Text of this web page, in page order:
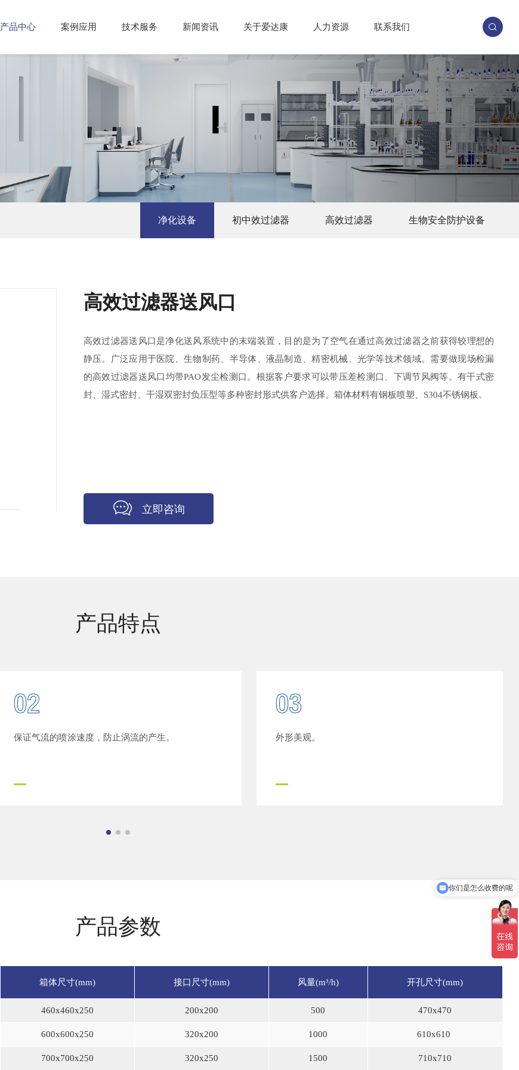
产品中心 案例应用 技术服务 新闻资讯 关于爱达康 人力资源 联系我们
净化设备 初中效过滤器 高效过滤器 生物安全防护设备
高效过滤器送风口
高效过滤器送风口是净化送风系统中的末端装置，目的是为了空气在通过高效过滤器之前获得较理想的
静压。广泛应用于医院、生物制药、半导体、液晶制造、精密机械、光学等技术领域。需要做现场检漏
的高效过滤器送风口均带PAO发尘检测口。根据客户要求可以带压差检测口、下调节风阀等。有干式密
封、湿式密封、干湿双密封负压型等多种密封形式供客户选择。箱体材料有钢板喷塑、S304不锈钢板。
立即咨询
产品特点
02
保证气流的喷涂速度，防止涡流的产生。
03
外形美观。
产品参数
箱体尺寸(mm) 接口尺寸(mm) 风量(m³/h) 开孔尺寸(mm)
460x460x250 200x200 500 470x470
600x600x250 320x200 1000 610x610
700x700x250 320x250 1500 710x710
你们是怎么收费的呢